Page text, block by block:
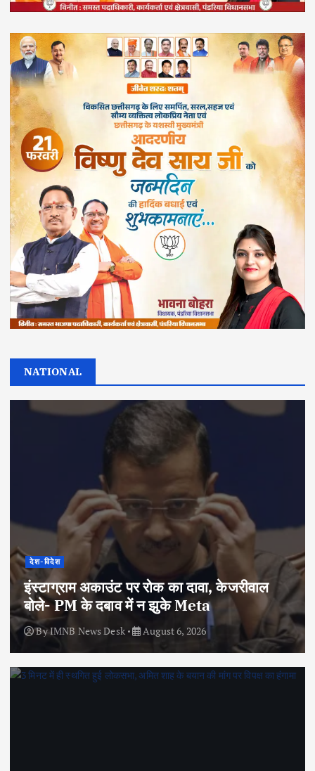
NATIONAL
देश-विदेश
इंस्टाग्राम अकाउंट पर रोक का दावा, केजरीवाल
बोले- PM के दबाव में न झुके Meta
ByIMNB News Desk August 6, 2026